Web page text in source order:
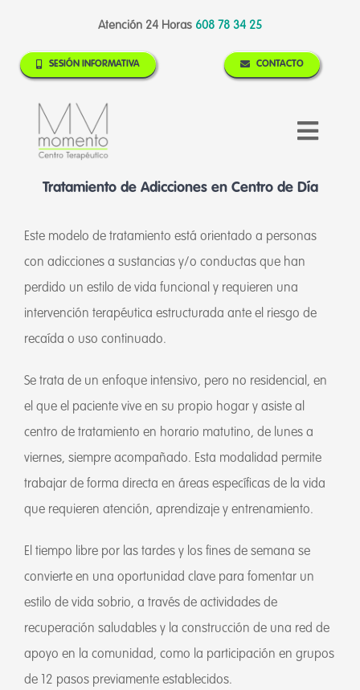
content
Atención 24 Horas 608 78 34 25
SESIÓN INFORMATIVA CONTACTO
Toggle
TRATAMIENTOS
TEST ONLINE
BLOG Y NOTICIAS
Tratamiento de Adicciones en Centro de Día
Este modelo de tratamiento está orientado a personas
con adicciones a sustancias y/o conductas que han
perdido un estilo de vida funcional y requieren una
intervención terapéutica estructurada ante el riesgo de
recaída o uso continuado.
Se trata de un enfoque intensivo, pero no residencial, en
el que el paciente vive en su propio hogar y asiste al
centro de tratamiento en horario matutino, de lunes a
viernes, siempre acompañado. Esta modalidad permite
trabajar de forma directa en áreas específicas de la vida
que requieren atención, aprendizaje y entrenamiento.
El tiempo libre por las tardes y los fines de semana se
convierte en una oportunidad clave para fomentar un
estilo de vida sobrio, a través de actividades de
recuperación saludables y la construcción de una red de
apoyo en la comunidad, como la participación en grupos
de 12 pasos previamente establecidos.